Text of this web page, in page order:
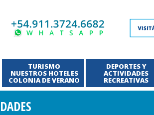
TURISMO
NUESTROS HOTELES
COLONIA DE VERANO
DEPORTES Y
ACTIVIDADES
RECREATIVAS